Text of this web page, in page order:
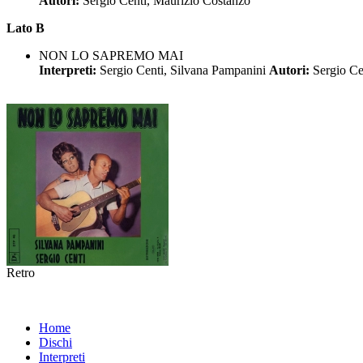
Lato B
NON LO SAPREMO MAI
Interpreti: Sergio Centi, Silvana Pampanini Autori: Sergio
Retro
Home
Dischi
Interpreti